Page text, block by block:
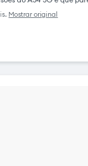
eficazmente
. Mostrar original